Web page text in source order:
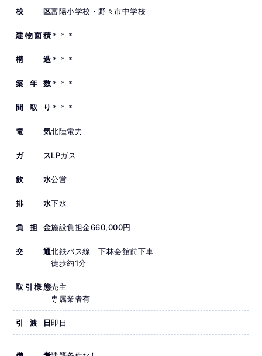
校区富陽小学校・野々市中学校
建物面積＊＊＊
構造 ＊＊＊
築年数 ＊＊＊
間取り ＊＊＊
電気北陸電力
ガスLPガス
飲水公営
排水下水
負担金施設負担金660,000円
交通北鉄バス線 下林会館前下車
徒歩約1分
取引様態売主
専属業者有
引渡日即日